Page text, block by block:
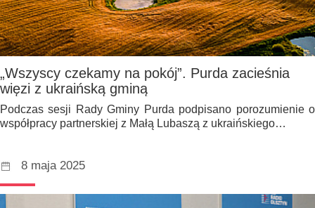
„Wszyscy czekamy na pokój”. Purda zacieśnia
więzi z ukraińską gminą
Podczas sesji Rady Gminy Purda podpisano porozumienie o
współpracy partnerskiej z Małą Lubaszą z ukraińskiego…
8 maja 2025